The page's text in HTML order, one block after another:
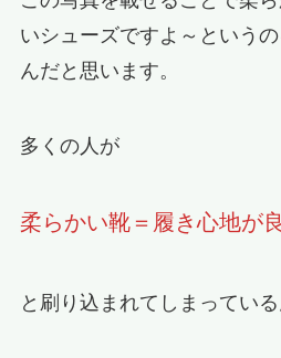
いシューズですよ～という
んだと思います。
多くの人が
柔らかい靴＝履き心地が
と刷り込まれてしまっている